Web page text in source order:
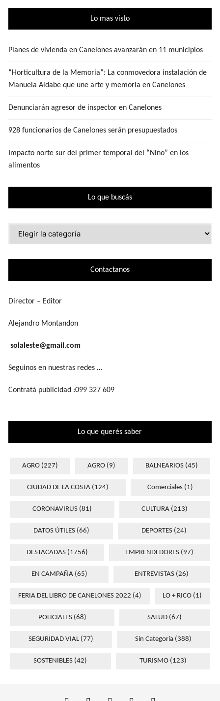
Lo mas visto
Planes de vivienda en Canelones avanzarán en 11 municipios
“Horticultura de la Memoria”: La conmovedora instalación de
Manuela Aldabe que une arte y memoria en Canelones
Denunciarán agresor de inspector en Canelones
928 funcionarios de Canelones serán presupuestados
Impacto norte sur del primer temporal del “Niño” en los
alimentos
Lo que buscás
Contactanos
Director – Editor
Alejandro Montandon
solaleste@gmail.com
Seguinos en nuestras redes …
Contratá publicidad :099 327 609
Lo que querés saber
AGRO (227) AGRO (9) BALNEARIOS(45)
CIUDAD DE LA COSTA(124) Comerciales (1)
CORONAVIRUS(81) CULTURA (213)
DATOS ÚTILES (66) DEPORTES(24)
DESTACADAS(1756) EMPRENDEDORES (97)
EN CAMPAÑA(65) ENTREVISTAS (26)
FERIA DEL LIBRO DE CANELONES 2022 (4) LO + RICO (1)
POLICIALES(68) SALUD (67)
SEGURIDAD VIAL(77) Sin Categoría (388)
SOSTENIBLES (42) TURISMO(123)